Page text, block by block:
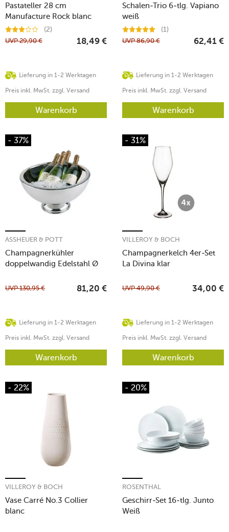
Pastateller 28 cm
Manufacture Rock blanc
(2)
Lieferung in 1-2 Werktagen
UVP29,90 € 18,49 €
Preis inkl. MwSt. zzgl. Versand
Warenkorb
Schalen-Trio 6-tlg. Vapiano
weiß
(1)
Lieferung in 1-2 Werktagen
UVP86,90 € 62,41 €
Preis inkl. MwSt. zzgl. Versand
Warenkorb
- 37%
Champagnerkühler
doppelwandig Edelstahl Ø
ASSHEUER & POTT
Lieferung in 1-2 Werktagen
UVP130,95 € 81,20 €
Preis inkl. MwSt. zzgl. Versand
Warenkorb
- 31%
Champagnerkelch 4er-Set
La Divina klar
VILLEROY & BOCH
Lieferung in 1-2 Werktagen
UVP49,90 € 34,00 €
Preis inkl. MwSt. zzgl. Versand
Warenkorb
- 22%
Vase Carré No.3 Collier
blanc
VILLEROY & BOCH
- 20%
Geschirr-Set 16-tlg. Junto
Weiß
ROSENTHAL